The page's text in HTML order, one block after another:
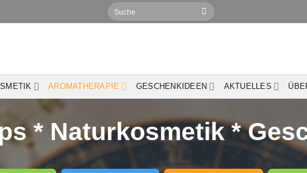
Suchen
nach:
AROMATHERAPIE GESCHENKIDEEN AKTUELLES
* Naturkosmetik *